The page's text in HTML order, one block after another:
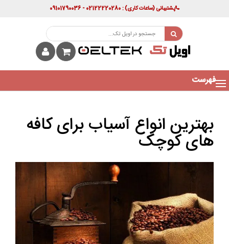
پشتیبانی(ساعات کاری): 02122220280 - 09101790036
فهرست
بهترین انواع آسیاب برای کافه
های کوچک